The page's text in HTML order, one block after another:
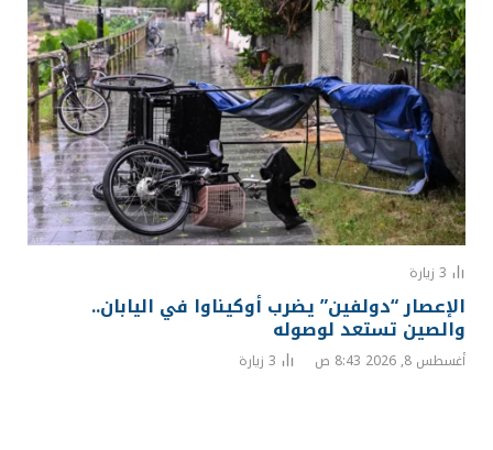
3 زيارة
الإعصار “دولفين” يضرب أوكيناوا في اليابان..
والصين تستعد لوصوله
أغسطس 8, 2026 8:43 ص 3 زيارة